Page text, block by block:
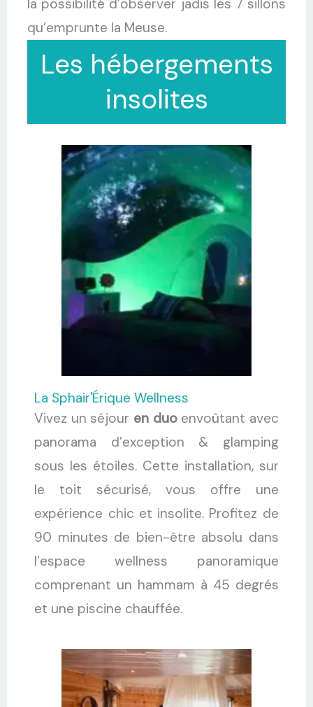
la possibilité d’observer jadis les 7 sillons
qu’emprunte la Meuse.
Les hébergements
insolites
La Sphair'Érique Wellness
Vivez un séjour en duoenvoûtant avec
panorama d’exception & glamping
sous les étoiles. Cette installation, sur
le toit sécurisé, vous offre une
expérience chic et insolite. Profitez de
90 minutes de bien-être absolu dans
l’espace wellness panoramique
comprenant un hammam à 45 degrés
et une piscine chauffée.